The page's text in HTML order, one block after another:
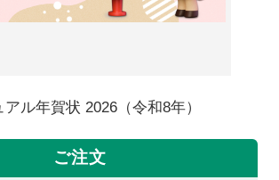
アル年賀状 2026（令和8年）
ご注文